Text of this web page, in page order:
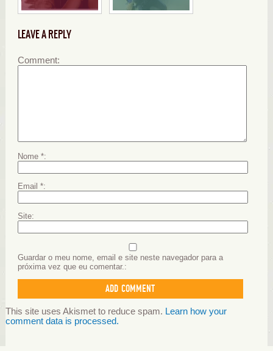
LEAVE A REPLY
Comment
Nome *
Email *
Site
Guardar o meu nome, email e site neste navegador para a
próxima vez que eu comentar.
This site uses Akismet to reduce spam. Learn how your
comment data is processed.